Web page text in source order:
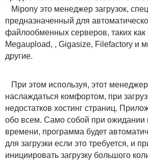
Mipony это менеджер загрузок,
предназначенный для
файлообменных серверов, таких как
Megaupload, , Gigasize, Filefactory и
другие.
При этом используя, этот менеджер
наслаждаться комфортом, при
недостатков хостинг страниц.
обо всем. Само собой при ожидании
времени, программа будет
для загрузки если это требуется, и
инициировать загрузку большого